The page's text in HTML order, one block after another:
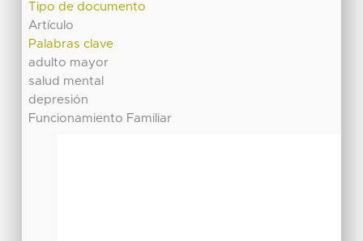
Tipo de documento
Artículo
Palabras clave
adulto mayor
salud mental
depresión
Funcionamiento Familiar